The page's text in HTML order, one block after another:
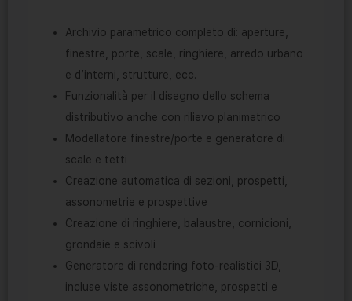
Archivio parametrico completo di: aperture,
finestre, porte, scale, ringhiere, arredo urbano
e d’interni, strutture, ecc.
Funzionalità per il disegno dello schema
distributivo anche con rilievo planimetrico
Modellatore finestre/porte e generatore di
scale e tetti
Creazione automatica di sezioni, prospetti,
assonometrie e prospettive
Creazione di ringhiere, balaustre, cornicioni,
grondaie e scivoli
Generatore di rendering foto-realistici 3D,
incluse viste assonometriche, prospetti e